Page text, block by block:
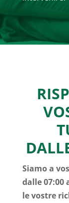
Siamo a
dalle 07:00
le vostre